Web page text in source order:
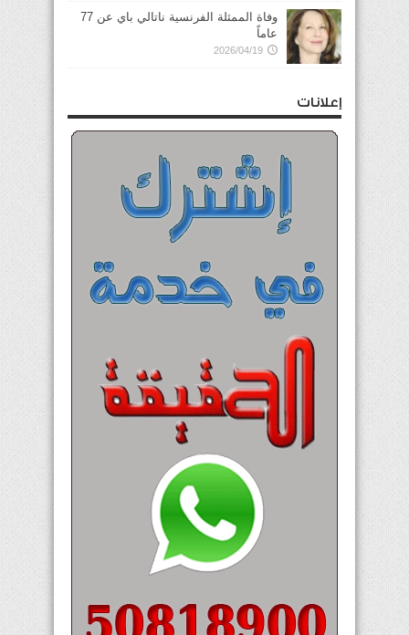
وفاة الممثلة الفرنسية ناتالي باي عن 77
عاماً
2026/04/19
إعلانات